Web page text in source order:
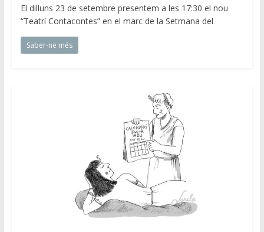
El dilluns 23 de setembre presentem a les 17:30 el nou
“Teatrí Contacontes” en el marc de la Setmana del
Saber-ne més